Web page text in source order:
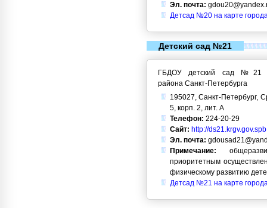
Эл. почта:
Детсад №20 на карте
Детский сад №21
ГБДОУ детский сад №21
района Санкт-Петербурга
195027, Санкт-Петербург,
5, корп. 2, лит. А
Телефон: 224-20-29
Сайт: http://
Эл. почта:
Примечание:
приоритетным
физическому развитию
Детсад №21 на карте